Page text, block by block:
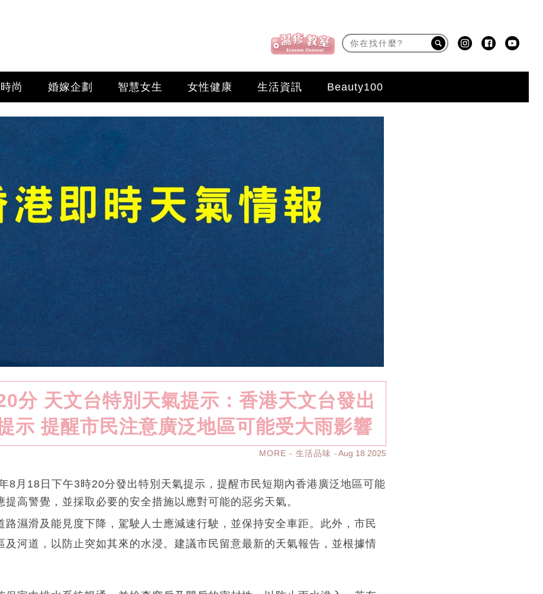
尚 婚嫁企劃 智慧女生 女性健康 生活資訊 Beauty100
分 天文台特別天氣提示：香港天文台發出
示 提醒市民注意廣泛地區可能受大雨影響
MORE - 生活品味 Aug 18 2025
8月18日下午3時20分發出特別天氣提示，提醒市民短期內香港廣泛地區可能
提高警覺，並採取必要的安全措施以應對可能的惡劣天氣。
路濕滑及能見度下降，駕駛人士應減速行駛，並保持安全車距。此外，市民
及河道，以防止突如其來的水浸。建議市民留意最新的天氣報告，並根據情